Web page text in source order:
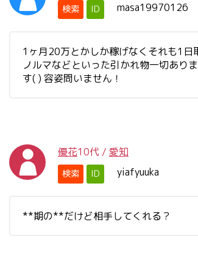
検索 ID masa19970126
1ヶ月20万とかしか稼げなくそれも1
ノルマなどといった引かれ物一切あ
す( ) 容姿問いません！
優花10代 / 愛知
検索 ID yiafyuuka
**期の**だけど相手してくれる？